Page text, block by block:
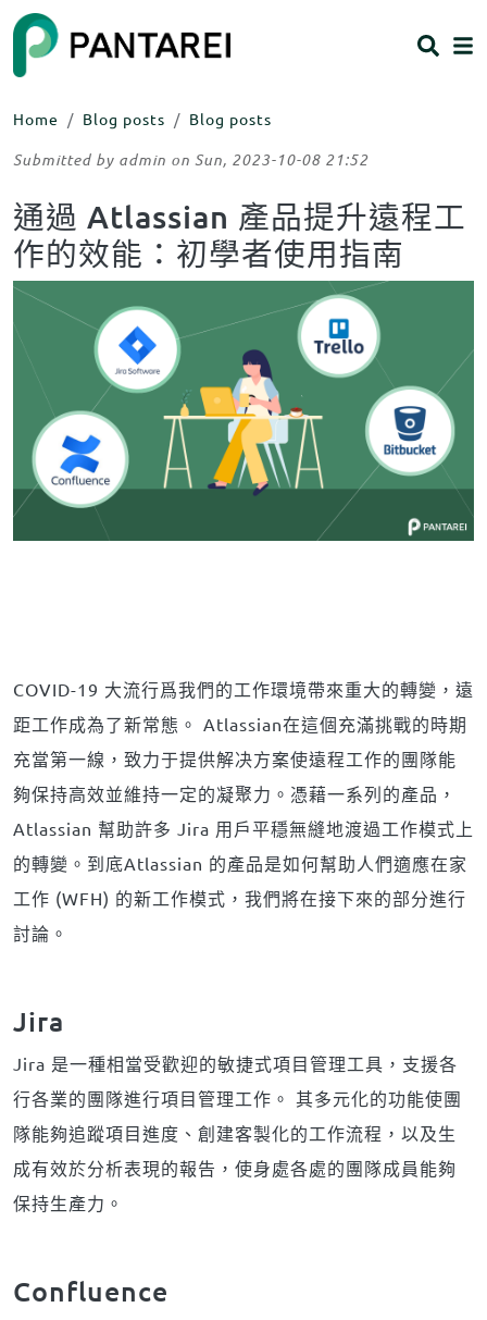
Skip to main content
ITEM 1
Home Blog posts Blog posts
Body
Submitted by admin on Sun, 2023-10-08 21:52
Body
通過 Atlassian 產品提升遠程工
作的效能：初學者使用指南
COVID-19 大流行爲我們的工作環境帶來重大的轉變，遠
距工作成為了新常態。 Atlassian在這個充滿挑戰的時期
充當第一線，致力于提供解决方案使遠程工作的團隊能
夠保持高效並維持一定的凝聚力。憑藉一系列的產品，
Atlassian 幫助許多 Jira 用戶平穩無縫地渡過工作模式上
的轉變。到底Atlassian 的產品是如何幫助人們適應在家
工作 (WFH) 的新工作模式，我們將在接下來的部分進行
討論。
Jira
Jira 是一種相當受歡迎的敏捷式項目管理工具，支援各
行各業的團隊進行項目管理工作。 其多元化的功能使團
隊能夠追蹤項目進度、創建客製化的工作流程，以及生
成有效於分析表現的報告，使身處各處的團隊成員能夠
保持生產力。
Confluence